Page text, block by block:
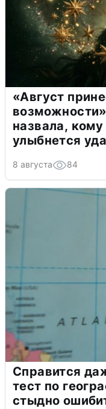
«Август
назвала, кому
улыбнется
8 августа 84
Справится
тест по
стыдно